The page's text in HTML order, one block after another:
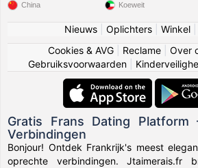
China Koeweit
Nieuws| Oplichters| Winkel|
Cookies & AVG
Reclame Over
Gebruiksvoorwaarden
Gratis Frans Dating
Verbindingen
Bonjour! Ontdek Frankrijk's meest
oprechte verbindingen. Jtaimerais.fr